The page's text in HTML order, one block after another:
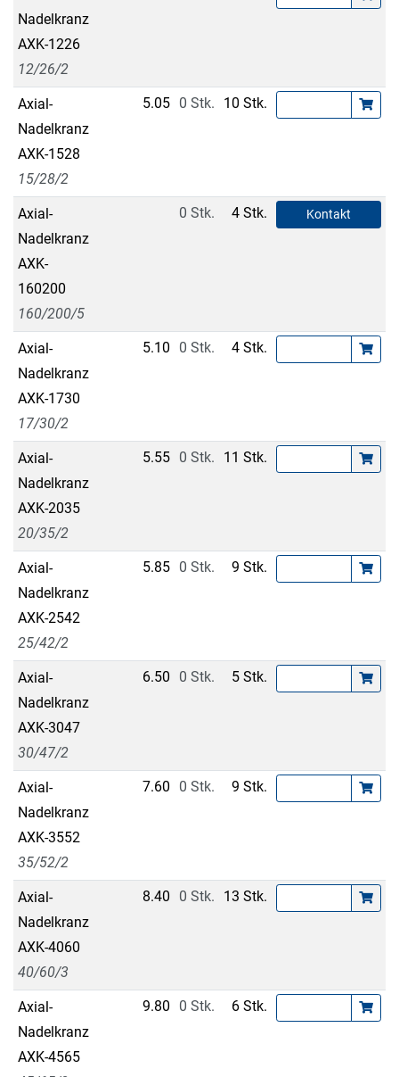
Nadelkranz
AXK-1226
12/26/2
Axial-
Nadelkranz
AXK-1528
15/28/2
5.05 0 Stk. 10 Stk.
Axial-
Nadelkranz
AXK-
160200
160/200/5
0 Stk. 4 Stk. Kontakt
Axial-
Nadelkranz
AXK-1730
17/30/2
5.10 0 Stk. 4 Stk.
Axial-
Nadelkranz
AXK-2035
20/35/2
5.55 0 Stk. 11 Stk.
Axial-
Nadelkranz
AXK-2542
25/42/2
5.85 0 Stk. 9 Stk.
Axial-
Nadelkranz
AXK-3047
30/47/2
6.50 0 Stk. 5 Stk.
Axial-
Nadelkranz
AXK-3552
35/52/2
7.60 0 Stk. 9 Stk.
Axial-
Nadelkranz
AXK-4060
40/60/3
8.40 0 Stk. 13 Stk.
Axial-
Nadelkranz
AXK-4565
9.80 0 Stk. 6 Stk.